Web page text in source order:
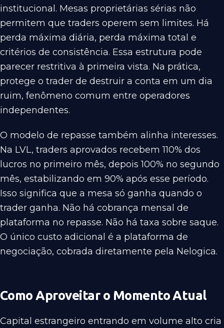
institucional. Mesas proprietárias sérias não
permitem que traders operem sem limites. Há
perda máxima diária, perda máxima total e
critérios de consistência. Essa estrutura pode
parecer restritiva à primeira vista. Na prática,
protege o trader de destruir a conta em um dia
ruim, fenômeno comum entre operadores
independentes.
O modelo de repasse também alinha interesses.
Na LVL, traders aprovados recebem 110% dos
lucros no primeiro mês, depois 100% no segundo
mês, estabilizando em 90% após esse período.
Isso significa que a mesa só ganha quando o
trader ganha. Não há cobrança mensal de
plataforma no repasse. Não há taxa sobre saque.
O único custo adicional é a plataforma de
negociação, cobrada diretamente pela Nelogica.
Como Aproveitar o Momento Atual
Capital estrangeiro entrando em volume alto cria